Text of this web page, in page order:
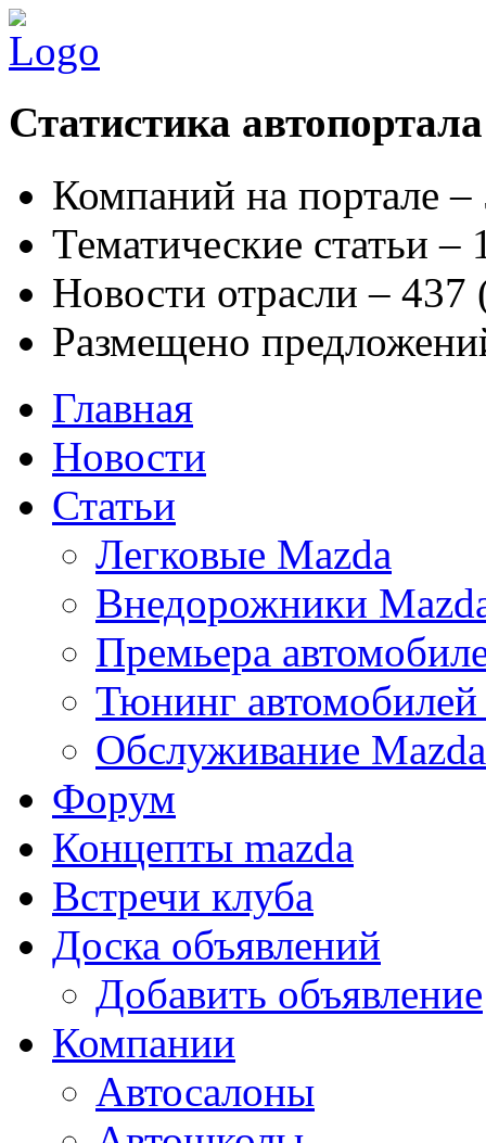
Статистика автопортала
Компаний на портале
Тематические статьи –
Новости отрасли – 437
Размещено
Главная
Новости
Статьи
Легковые Mazda
Внедорожники
Премьера
Тюнинг
Обслуживание Mazda
Форум
Концепты mazda
Встречи клуба
Доска объявлений
Добавить объявление
Компании
Автосалоны